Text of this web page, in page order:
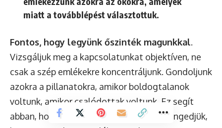
miatt a továbblépést választottuk.
Fontos, hogy legyünk őszinték magunkkal.
Vizsgáljuk meg a kapcsolatunkat objektíven, ne
csak a szép emlékekre koncentráljunk. Gondoljunk
azokra a pillanatokra, amikor boldogtalanok
voltunk, amikor csalódottak voltunk. Ez segít
abban, hogy reális képet kapjunk, és ne engedjük,